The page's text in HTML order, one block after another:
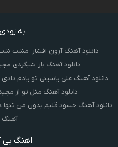
به
دانلود آهنگ آرون افشار امشب
دانلود آهنگ باز شبگردی
دانلود آهنگ علی یاسینی تو یادم
دانلود آهنگ مثل تو از
دانلود آهنگ حسود قلبم بدون من
آهنگ
اهنگ بی